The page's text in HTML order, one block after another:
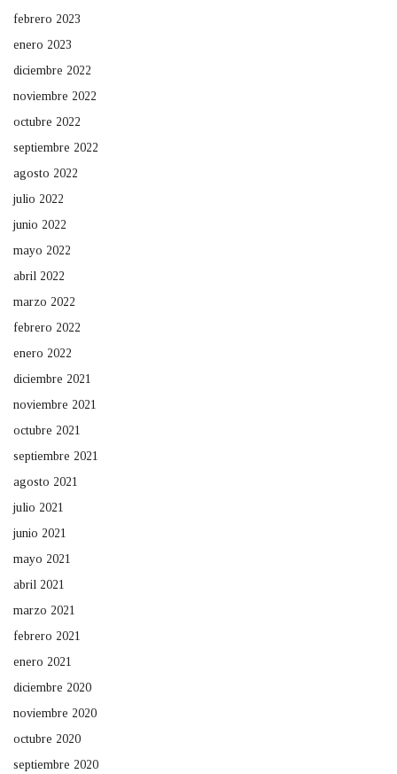
febrero 2023
enero 2023
diciembre 2022
noviembre 2022
octubre 2022
septiembre 2022
agosto 2022
julio 2022
junio 2022
mayo 2022
abril 2022
marzo 2022
febrero 2022
enero 2022
diciembre 2021
noviembre 2021
octubre 2021
septiembre 2021
agosto 2021
julio 2021
junio 2021
mayo 2021
abril 2021
marzo 2021
febrero 2021
enero 2021
diciembre 2020
noviembre 2020
octubre 2020
septiembre 2020